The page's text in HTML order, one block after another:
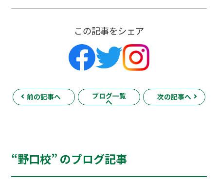
この記事をシェア
前の記事へ ブログ一覧
へ
次の記事へ
“野口校” のブログ記事